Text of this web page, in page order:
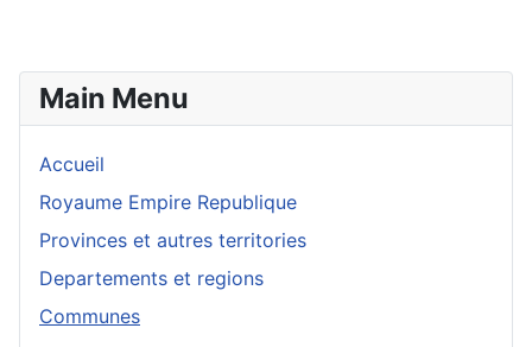
Main Menu
Accueil
Royaume Empire Republique
Provinces et autres territories
Departements et regions
Communes